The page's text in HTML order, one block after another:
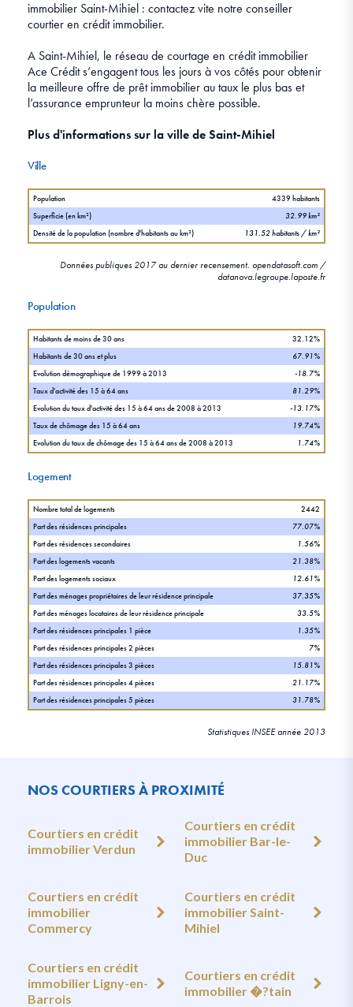
immobilier Saint-Mihiel : contactez vite notre conseiller
courtier en crédit immobilier.
A Saint-Mihiel, le réseau de courtage en crédit immobilier
Ace Crédit s’engagent tous les jours à vos côtés pour obtenir
la meilleure offre de prêt immobilier au taux le plus bas et
l’assurance emprunteur la moins chère possible.
Plus d'informations sur la ville de Saint-Mihiel
Ville
Population
4339 habitants
Superficie (en km²)
32.99 km²
Densité de la population (nombre d'habitants au km²)
131.52 habitants / km²
Données publiques 2017 au dernier recensement. opendatasoft.com /
datanova.legroupe.laposte.fr
Population
Habitants de moins de 30 ans
32.12%
Habitants de 30 ans et plus
67.91%
Evolution démographique de 1999 à 2013
-18.7%
Taux d'activité des 15 à 64 ans
81.29%
Evolution du taux d'activité des 15 à 64 ans de 2008 à 2013
-13.17%
Taux de chômage des 15 à 64 ans
19.74%
Evolution du taux de chômage des 15 à 64 ans de 2008 à 2013
1.74%
Logement
Nombre total de logements
2442
Part des résidences principales
77.07%
Part des résidences secondaires
1.56%
Part des logements vacants
21.38%
Part des logements sociaux
12.61%
Part des ménages propriétaires de leur résidence principale
37.35%
Part des ménages locataires de leur résidence principale
33.5%
Part des résidences principales 1 pièce
1.35%
Part des résidences principales 2 pièces
7%
Part des résidences principales 3 pièces
15.81%
Part des résidences principales 4 pièces
21.17%
Part des résidences principales 5 pièces
31.78%
Statistiques INSEE année 2013
NOS COURTIERS À PROXIMITÉ
Courtiers en crédit
immobilier Verdun
Courtiers en crédit
immobilier Bar-le-
Duc
Courtiers en crédit
immobilier
Commercy
Courtiers en crédit
immobilier Saint-
Mihiel
Courtiers en crédit
immobilier Ligny-en-
Barrois
Courtiers en crédit
immobilier �?tain